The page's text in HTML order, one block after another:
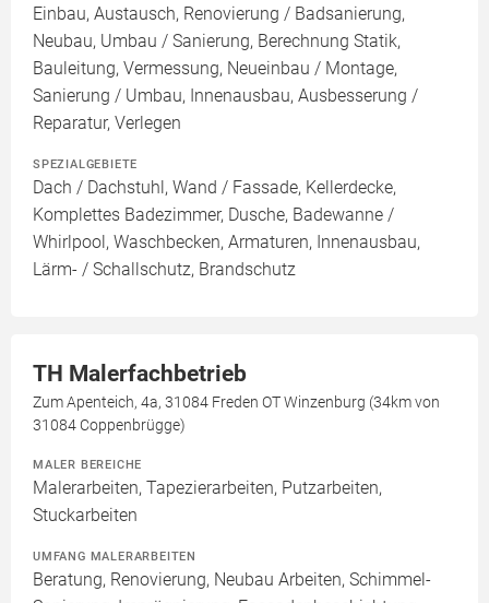
Einbau, Austausch, Renovierung / Badsanierung,
Neubau, Umbau / Sanierung, Berechnung Statik,
Bauleitung, Vermessung, Neueinbau / Montage,
Sanierung / Umbau, Innenausbau, Ausbesserung /
Reparatur, Verlegen
SPEZIALGEBIETE
Dach / Dachstuhl, Wand / Fassade, Kellerdecke,
Komplettes Badezimmer, Dusche, Badewanne /
Whirlpool, Waschbecken, Armaturen, Innenausbau,
Lärm- / Schallschutz, Brandschutz
TH Malerfachbetrieb
Zum Apenteich, 4a, 31084 Freden OT Winzenburg (34km von
31084 Coppenbrügge)
MALER BEREICHE
Malerarbeiten, Tapezierarbeiten, Putzarbeiten,
Stuckarbeiten
UMFANG MALERARBEITEN
Beratung, Renovierung, Neubau Arbeiten, Schimmel-